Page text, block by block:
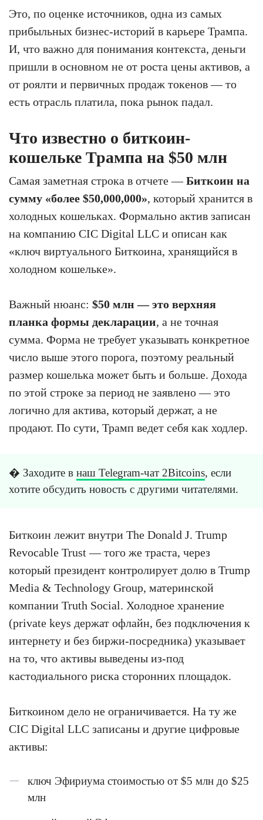
Это, по оценке источников, одна из самых
прибыльных бизнес-историй в карьере Трампа.
И, что важно для понимания контекста, деньги
пришли в основном не от роста цены активов, а
от роялти и первичных продаж токенов — то
есть отрасль платила, пока рынок падал.
Что известно о биткоин-
кошельке Трампа на $50 млн
Самая заметная строка в отчете —Биткоин на
сумму «более $50,000,000», который хранится в
холодных кошельках. Формально актив записан
на компанию CIC Digital LLC и описан как
«ключ виртуального Биткоина, хранящийся в
холодном кошельке».
Важный нюанс: $50 млн — это верхняя
планка формы декларации, а не точная
сумма. Форма не требует указывать конкретное
число выше этого порога, поэтому реальный
размер кошелька может быть и больше. Дохода
по этой строке за период не заявлено — это
логично для актива, который держат, а не
продают. По сути, Трамп ведет себя как ходлер.
� Заходите в наш Telegram-чат 2Bitcoins, если
хотите обсудить новость с другими читателями.
Биткоин лежит внутри The Donald J. Trump
Revocable Trust — того же траста, через
который президент контролирует долю в Trump
Media & Technology Group, материнской
компании Truth Social. Холодное хранение
(private keys держат офлайн, без подключения к
интернету и без биржи-посредника) указывает
на то, что активы выведены из-под
кастодиального риска сторонних площадок.
Биткоином дело не ограничивается. На ту же
CIC Digital LLC записаны и другие цифровые
активы:
ключ Эфириума стоимостью от $5 млн до $25
млн